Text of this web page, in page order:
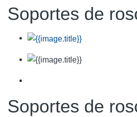
Soportes de
Soportes de